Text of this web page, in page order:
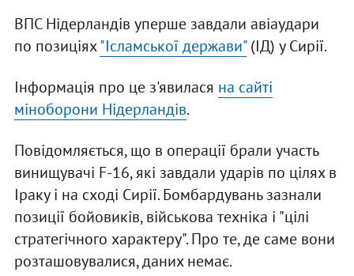
ВПС Нідерландів уперше завдали авіаудари
по позиціях"Ісламської держави"(ІД) у Сирії.
Інформація про це з'явилася на сайті
міноборони Нідерландів.
Повідомляється, що в операції брали участь
винищувачі F-16, які завдали ударів по цілях в
Іраку і на сході Сирії. Бомбардувань зазнали
позиції бойовиків, військова техніка і "цілі
стратегічного характеру". Про те, де саме вони
розташовувалися, даних немає.